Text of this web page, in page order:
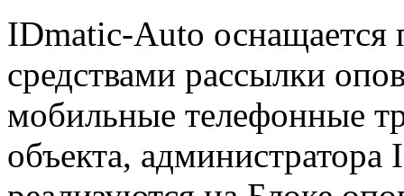
IDmatic-Auto
средствами рассылки
мобильные телефонные
объекта,